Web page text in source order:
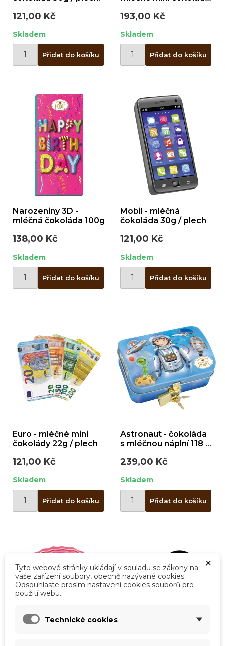
121,00 Kč
Skladem
Přidat do košíku
193,00 Kč
Skladem
Přidat do košíku
Narozeniny 3D -
mléčná čokoláda 100g
138,00 Kč
Skladem
Přidat do košíku
Mobil - mléčná
čokoláda 30g / plech
121,00 Kč
Skladem
Přidat do košíku
Euro - mléčné mini
čokolády 22g / plech
121,00 Kč
Skladem
Přidat do košíku
Astronaut - čokoláda
s mléčnou náplní 118 g
239,00 Kč
Skladem
Přidat do košíku
Vytvořit seznam přání
×
Tyto webové stránky ukládají v souladu se zákony na
vaše zařízení soubory, obecně nazývané cookies.
Odsouhlaste prosím nastavení cookies souborů pro
použití webu.
Technické cookies